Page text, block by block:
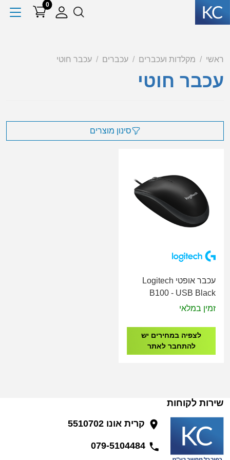
0
ראשי מקלדות ועכברים עכברים עכבר חוטי
עכבר חוטי
סינון מוצרים
עכבר אופטי Logitech
B100 - USB Black
זמין במלאי
לצפיה במחירים יש
להתחבר לאתר
שירות לקוחות
קרית אונו 5510702